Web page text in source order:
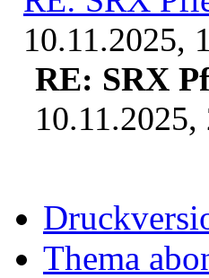
10.11.2025,
RE: SRX
10.11.2025,
Thema